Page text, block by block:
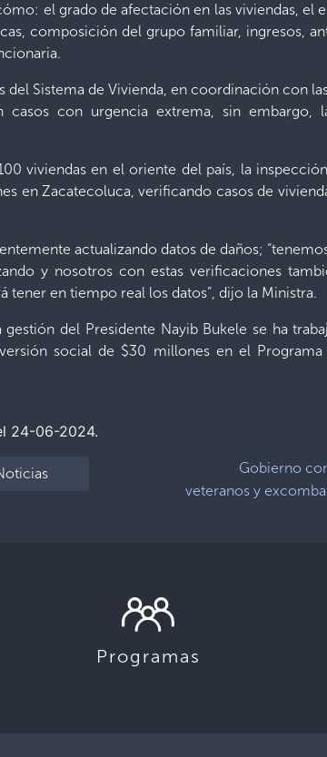
el grado de afectación en las viviendas, el
composición del grupo familiar, ingresos,
Sistema de Vivienda, en coordinación con
con urgencia extrema, sin embargo,
viviendas en el oriente del país, la
en Zacatecoluca, verificando casos de
actualizando datos de daños;
y nosotros con estas verificaciones
tener en tiempo real los datos”, dijo la Ministra.
del Presidente Nayib Bukele se ha
social de $30 millones en el Programa
24-06-2024.
Gobierno
veteranos y
Programas